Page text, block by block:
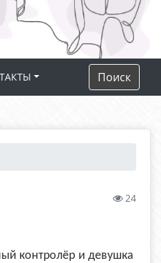
Поиск
24
контролёр и девушка